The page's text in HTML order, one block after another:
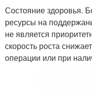
Состояние здоровья.
ресурсы на
не является
скорость роста
операции или при